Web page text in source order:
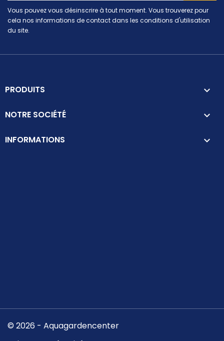
Vous pouvez vous désinscrire à tout moment. Vous trouverez pour
cela nos informations de contact dans les conditions d'utilisation
du site.
PRODUITS 
NOTRE SOCIÉTÉ 
INFORMATIONS keyboard_arrow_down
© 2026 - Aquagardencenter